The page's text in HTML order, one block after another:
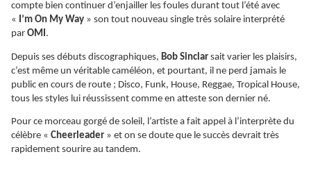
compte bien continuer d’enjailler les foules durant tout l’été avec
« I’m On My Way » son tout nouveau single très solaire interprété
par OMI.
Depuis ses débuts discographiques, Bob Sinclar sait varier les plaisirs,
c’est même un véritable caméléon, et pourtant, il ne perd jamais le
public en cours de route ; Disco, Funk, House, Reggae, Tropical House,
tous les styles lui réussissent comme en atteste son dernier né.
Pour ce morceau gorgé de soleil, l’artiste a fait appel à l’interprète du
célèbre « Cheerleader » et on se doute que le succès devrait très
rapidement sourire au tandem.